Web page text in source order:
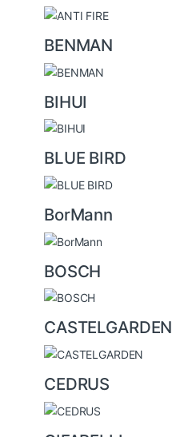
BENMAN
BIHUI
BLUE BIRD
BorMann
BOSCH
CASTELGARDEN
CEDRUS